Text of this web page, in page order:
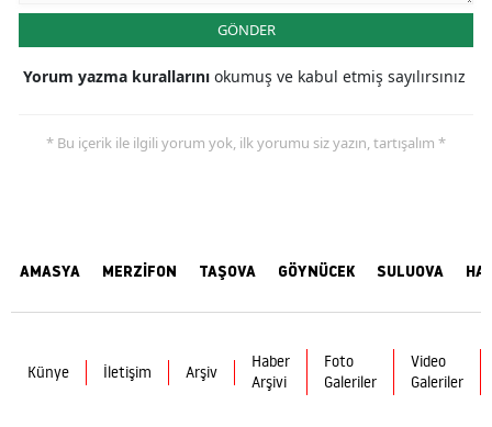
GÖNDER
Yorum yazma kurallarını okumuş ve kabul etmiş sayılırsınız
* Bu içerik ile ilgili yorum yok, ilk yorumu siz yazın, tartışalım *
AMASYA MERZİFON TAŞOVA GÖYNÜCEK SULUOVA
Künye İletişim Arşiv
Haber
Arşivi
Foto
Galeriler
Video
Galeriler